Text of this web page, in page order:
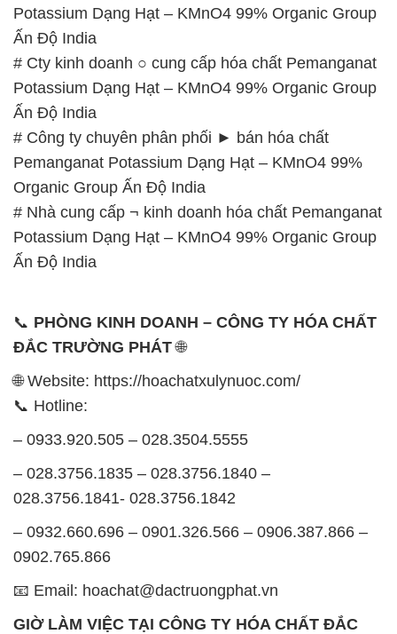
Potassium Dạng Hạt – KMnO4 99% Organic Group
Ấn Độ India
# Cty kinh doanh ○ cung cấp hóa chất Pemanganat
Potassium Dạng Hạt – KMnO4 99% Organic Group
Ấn Độ India
# Công ty chuyên phân phối ► bán hóa chất
Pemanganat Potassium Dạng Hạt – KMnO4 99%
Organic Group Ấn Độ India
# Nhà cung cấp ¬ kinh doanh hóa chất Pemanganat
Potassium Dạng Hạt – KMnO4 99% Organic Group
Ấn Độ India
📞 PHÒNG KINH DOANH – CÔNG TY HÓA CHẤT
ĐẮC TRƯỜNG PHÁT🌐
🌐 Website: https://hoachatxulynuoc.com/
📞 Hotline:
– 0933.920.505 – 028.3504.5555
– 028.3756.1835 – 028.3756.1840 –
028.3756.1841- 028.3756.1842
– 0932.660.696 – 0901.326.566 – 0906.387.866 –
0902.765.866
📧 Email: hoachat@dactruongphat.vn
GIỜ LÀM VIỆC TẠI CÔNG TY HÓA CHẤT ĐẮC